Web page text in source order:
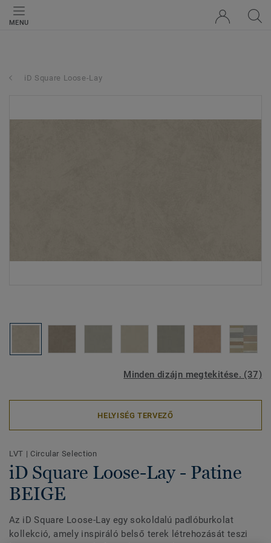
MENU
iD Square Loose-Lay
Minden dizájn megtekitése. (37)
HELYISÉG TERVEZŐ
LVT | Circular Selection
iD Square Loose-Lay - Patine
BEIGE
Az iD Square Loose-Lay egy sokoldalú padlóburkolat
kollekció, amely inspiráló belső terek létrehozását teszi